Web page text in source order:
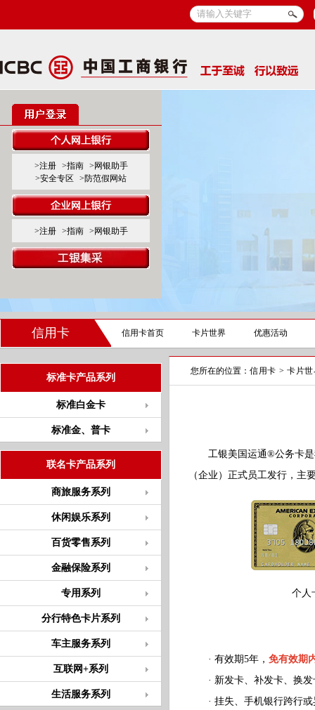
>注册 >指南
>网银助手
>安全专区
>防范假网站
>注册 >指南 >网银助手
信用卡 信用卡首页 卡片世界 优惠活动
标准卡产品系列
标准白金卡
标准金、普卡
联名卡产品系列
商旅服务系列
休闲娱乐系列
百货零售系列
金融保险系列
专用系列
分行特色卡片系列
车主服务系列
互联网+系列
生活服务系列
您所在的位置： 信用卡 > 卡片
工银美国运通®公务卡是
（企业）正式员工发行，主
个人
· 有效期5年， 免有效期
· 新发卡、补发卡、换发
· 挂失、手机银行跨行或